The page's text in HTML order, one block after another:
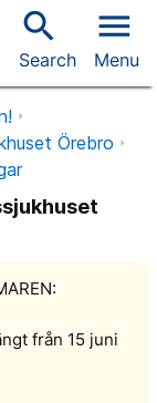
search
Search
menu
Menu
Örebro
från 15 juni